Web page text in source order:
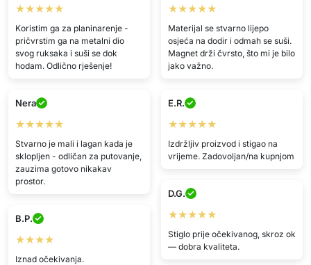
★★★★★
Koristim ga za planinarenje -
pričvrstim ga na metalni dio
svog ruksaka i suši se dok
hodam. Odlično rješenje!
★★★★★
Materijal se stvarno lijepo
osjeća na dodir i odmah se suši.
Magnet drži čvrsto, što mi je bilo
jako važno.
Nera
★★★★★
Stvarno je mali i lagan kada je
sklopljen - odličan za putovanje,
zauzima gotovo nikakav
prostor.
E.R.
★★★★★
Izdržljiv proizvod i stigao na
vrijeme. Zadovoljan/na kupnjom
D.G.
★★★★★
Stiglo prije očekivanog, skroz ok
— dobra kvaliteta.
B.P.
★★★★
Iznad očekivanja.